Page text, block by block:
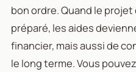
bon ordre. Quand le
préparé, les aides
financier, mais aussi de
le long terme. Vous